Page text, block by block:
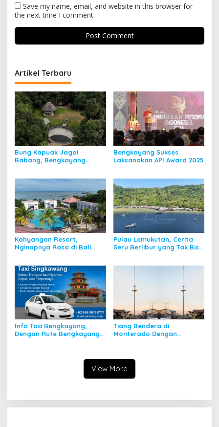
Save my name, email, and website in this browser for
the next time I comment.
Artikel Terbaru
Bung Kapuak Jagoi
Babang, Bengkayang
Bengkayang Sukses
Laksanakan API Award 2025
Kahyangan Resort,
Nginapnya Rasa di Bali
Pulau Lemukutan, Cerita
Seru Berlibur yang Tak Bisa
Info Taxi Bengkayang,
Dengan Rute Bengkayang
Tiang Bendera di
Monterado Dengan
View More